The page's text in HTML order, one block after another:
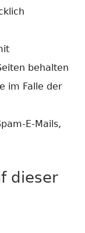
behalten
im Falle der
E-Mails,
dieser